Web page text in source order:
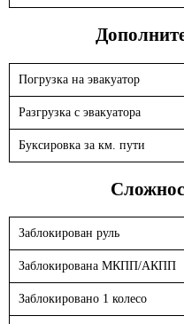
Погрузка на эвакуатор
Разгрузка с эвакуатора
Буксировка за км. пути
Заблокирован руль
Заблокирована МКПП/АКПП
Заблокировано 1 колесо